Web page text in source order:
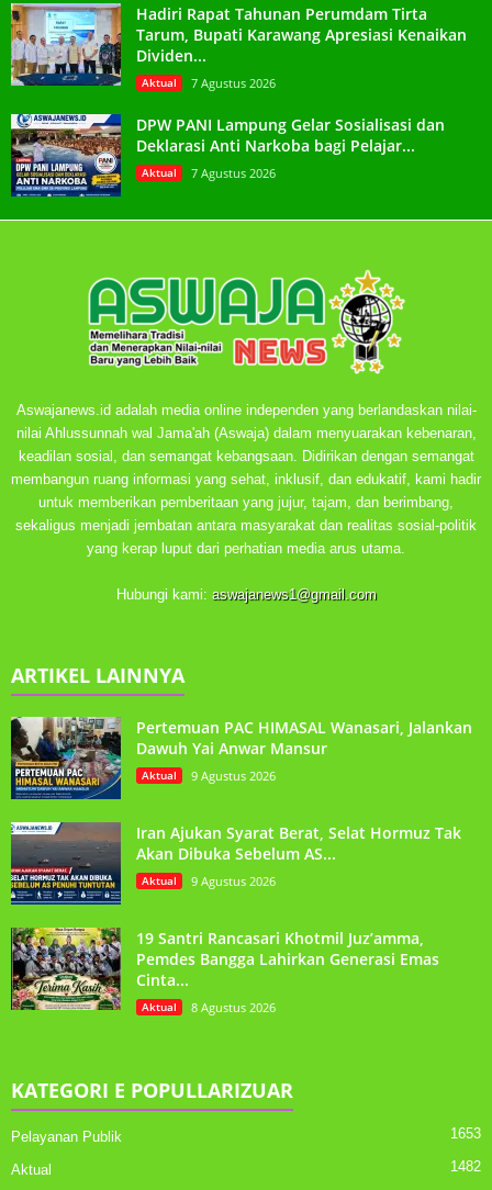
Hadiri Rapat Tahunan Perumdam Tirta
Tarum, Bupati Karawang Apresiasi Kenaikan
Dividen...
Aktual 7 Agustus 2026
DPW PANI Lampung Gelar Sosialisasi dan
Deklarasi Anti Narkoba bagi Pelajar...
Aktual 7 Agustus 2026
Aswajanews.id adalah media online independen yang berlandaskan nilai-
nilai Ahlussunnah wal Jama'ah (Aswaja) dalam menyuarakan kebenaran,
keadilan sosial, dan semangat kebangsaan. Didirikan dengan semangat
membangun ruang informasi yang sehat, inklusif, dan edukatif, kami hadir
untuk memberikan pemberitaan yang jujur, tajam, dan berimbang,
sekaligus menjadi jembatan antara masyarakat dan realitas sosial-politik
yang kerap luput dari perhatian media arus utama.
Hubungi kami: aswajanews1@gmail.com
ARTIKEL LAINNYA
Pertemuan PAC HIMASAL Wanasari, Jalankan
Dawuh Yai Anwar Mansur
Aktual 9 Agustus 2026
Iran Ajukan Syarat Berat, Selat Hormuz Tak
Akan Dibuka Sebelum AS...
Aktual 9 Agustus 2026
19 Santri Rancasari Khotmil Juz’amma,
Pemdes Bangga Lahirkan Generasi Emas
Cinta...
Aktual 8 Agustus 2026
KATEGORI E POPULLARIZUAR
Pelayanan Publik 1653
Aktual 1482